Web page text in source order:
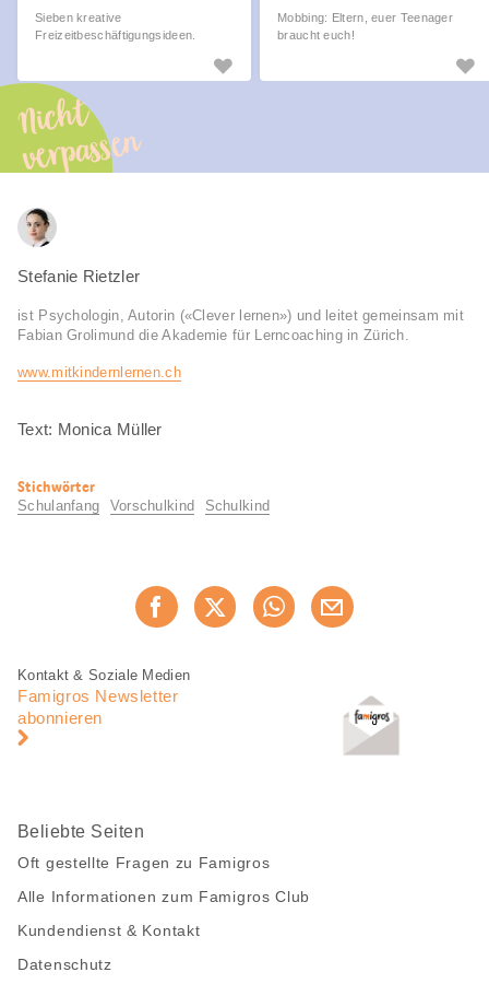
Sieben kreative
Freizeitbeschäftigungsideen.
Mobbing: Eltern, euer Teenager
braucht euch!
Nicht
verpassen
Stefanie Rietzler
ist Psychologin, Autorin («Clever lernen») und leitet gemeinsam mit
Fabian Grolimund die Akademie für Lerncoaching in Zürich.
www.mit­kindern­lernen.ch
Text: Monica Müller
Nützliche
Informationen
Stichwörter
Schulanfang Vorschulkind Schulkind
Jetzt weiterempfehlen
Fusszeile
Fusszeile
Navigation
Kontakt & Soziale Medien
Famigros Newsletter
abonnieren
Beliebte Seiten
Oft gestellte Fragen zu Famigros
Alle Informationen zum Famigros Club
Kundendienst & Kontakt
Datenschutz